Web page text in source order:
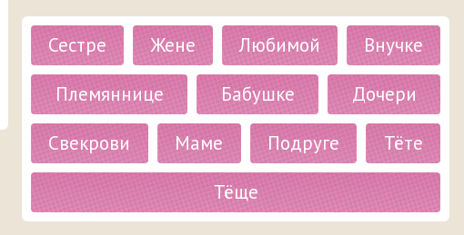
Сестре Жене Любимой
Внучке
Племяннице
Бабушке
Дочери
Свекрови
Маме Подруге
Тёте
Тёще